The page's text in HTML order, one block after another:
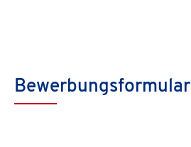
Bewerbungsformular